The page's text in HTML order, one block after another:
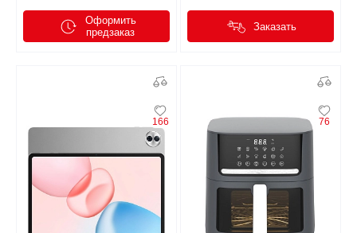
Оформить
предзаказ
Заказать
166 76